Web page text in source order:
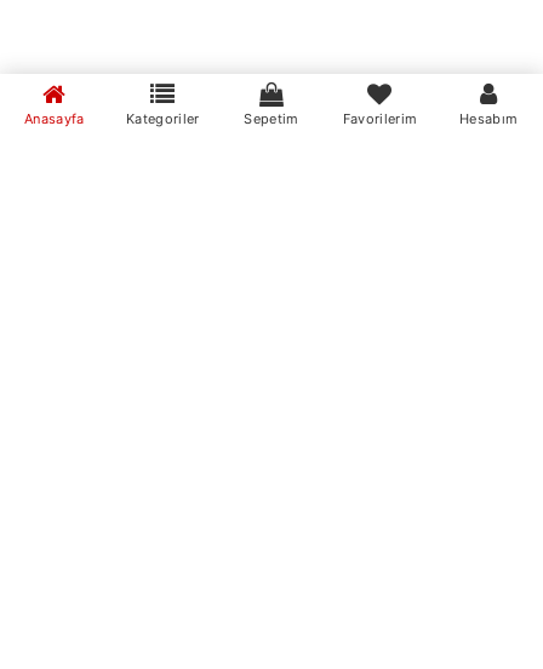
Anasayfa Kategoriler Sepetim Favorilerim Hesabım